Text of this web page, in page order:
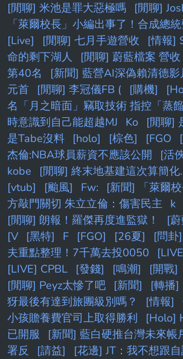
[閒聊] 米池是罪大惡極嗎
[閒聊]
「萊爾校長」小編出事了！合成總
[Live]
[閒聊] 七月手遊營收
[情報]
命的剩下湖人
[閒聊] 蔚藍檔案 營
第40名
[新聞] 藍營AI深偽賴清德
元首
[閒聊] 李冠儀FB ( [購機]
名「月之暗面」竊取技術 指控「蒸餾
時意識到自己能超越MJ
Ko
[閒聊]
是Tabe沒料
[holo] [棕色] [FGO
杰倫:NBA球員薪資不應該公開
[活
kobe
[閒聊] 終末地基建這次算簡化
[vtub]
[颱風] Fw:
[新聞] 「萊爾
方敲門關切 朱立立倫：傷害民主 k
[閒聊] 朗報！羅傑再度進監獄！
[
[V
[黑特] F [FGO] [26夏]
[問卦
夫重點整理！7千萬去投0050
[LIVE] CPBL
[發錢] [鳴潮] [開戰]
[閒聊] Peyz太慘了吧
[新聞] [轉播]
犽最後有達到旅團級別嗎？
[情報]
小孩贍養費官司上取得勝利
[Holo]
已開服
[新聞] 藍白硬推台灣未來帳
署反
[請益]
[花邊] JT：我不想跟